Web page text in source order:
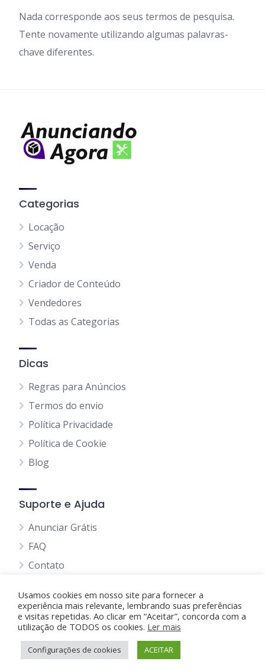
Nada corresponde aos seus termos de pesquisa.
Tente novamente utilizando algumas palavras-
chave diferentes.
Categorias
Locação
Serviço
Venda
Criador de Conteúdo
Vendedores
Todas as Categorias
Dicas
Regras para Anúncios
Termos do envio
Política Privacidade
Política de Cookie
Blog
Suporte e Ajuda
Anunciar Grátis
FAQ
Contato
Anunciando Agora
Página Inicial
Minha Conta
Usamos cookies em nosso site para fornecer a
experiência mais relevante, lembrando suas preferências
e visitas repetidas. Ao clicar em “Aceitar”, concorda com a
utilização de TODOS os cookies. Ler mais
Configurações de cookies ACEITAR